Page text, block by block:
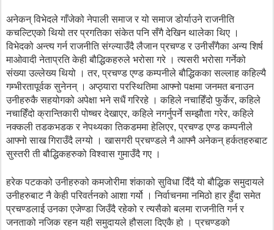
अनेकन् विभेदले गाँजेको नेपाली समाज र यो समाज डोर्याउने राजनीति
कचल्टिएको थियो तर प्रगतिका संकेत पनि सँगै देखिन थालेका थिए ।
विभेदको अन्त्य गर्न राजनीति संग्ल्याउँदै लैजान प्रचण्ड र उनीसँगैका अन्य शिर्ष
माओवादी नेताप्रति केही बौद्धिकहरुले भरोसा गरे । त्यसरी भरोसा गर्नेको
संख्या उल्लेख्य थियो । तर, प्रचण्ड एण्ड कम्पनीले बौद्धिकका सल्लाह कहिल्यै
गम्भीरतापूर्वक सुनेनन् । अप्ठ्यारा परस्थितिमा आफ्नो पक्षमा जनमत बनाउन
उनीहरुकै सहयोगको अपेक्षा भने सधैं गरिरहे ।कहिले नचाहिँदो फुर्केर, कहिले
नचाहिँदो क्रान्तिकारी पोष्चर देखाएर, कहिले नगर्नुपर्ने सम्झौता गरेर, कहिले
नक्कली तडकभडक र नेपथ्यका तिकडममा हेलिएर, प्रचण्ड एण्ड कम्पनीले
आफ्नो साख गिराउँदै लग्यो । खासगरी प्रचण्डले नै आफ्नै अनेकन् हर्कतहरुबाट
सुस्तरी ती बौद्धिकहरुको विश्वास गुमाउँदै गए ।
हरेक पटकको उनीहरुको कमजोरीमा शंकाको सुविधा दिँदै यो बौद्धिक समुदायले
उनीहरुबाट नै केही परिवर्तनको आशा गर्यो । निर्वाचनमा नमिठो हार हुँदा समेत
प्रचण्डलाई उनका एजेण्डा जिउँदै रहेको र त्यसैको बलमा राजनीति गर्न र
जनताको नजिक रहन यही समुदायले हौसला दिएकै हो । प्रचण्डको